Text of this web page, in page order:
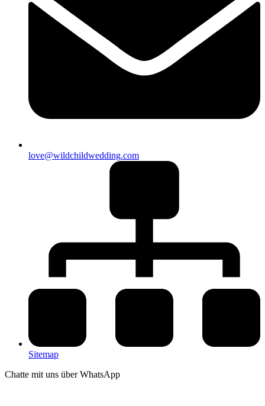
love@wildchildwedding.com
Sitemap
Chatte mit uns über WhatsApp